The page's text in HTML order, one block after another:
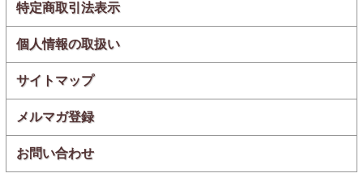
特定商取引法表示
個人情報の取扱い
サイトマップ
メルマガ登録
お問い合わせ